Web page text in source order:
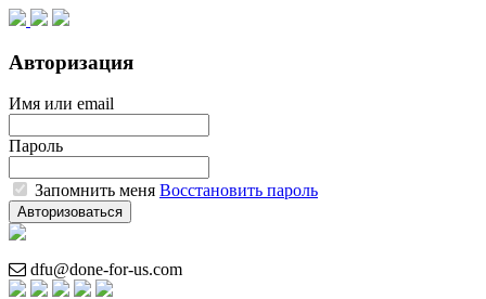
Авторизация
Имя или email
Пароль
Запомнить меня Восстановить пароль
Авторизоваться
dfu@done-for-us.com